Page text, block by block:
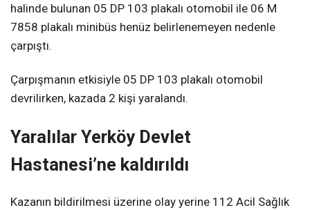
halinde bulunan 05 DP 103 plakalı otomobil ile 06 M
7858 plakalı minibüs henüz belirlenemeyen nedenle
çarpıştı.
Çarpışmanın etkisiyle 05 DP 103 plakalı otomobil
devrilirken, kazada 2 kişi yaralandı.
Yaralılar Yerköy Devlet
Hastanesi’ne kaldırıldı
Kazanın bildirilmesi üzerine olay yerine 112 Acil Sağlık